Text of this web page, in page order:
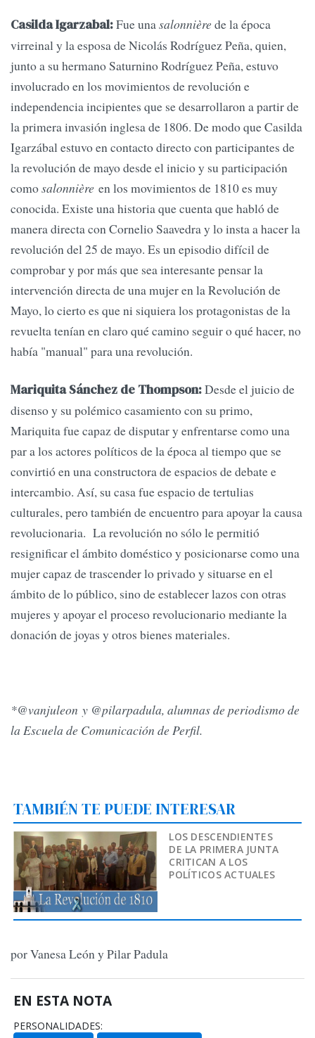
Casilda Igarzabal:Fue unasalonnièrede la época
virreinal y la esposa de Nicolás Rodríguez Peña, quien,
junto a su hermano Saturnino Rodríguez Peña, estuvo
involucrado en los movimientos de revolución e
independencia incipientes que se desarrollaron a partir de
la primera invasión inglesa de 1806. De modo que Casilda
Igarzábal estuvo en contacto directo con participantes de
la revolución de mayo desde el inicio y su participación
comosalonnière en los movimientos de 1810 es muy
conocida. Existe una historia que cuenta que habló de
manera directa con Cornelio Saavedra y lo insta a hacer la
revolución del 25 de mayo. Es un episodio difícil de
comprobar y por más que sea interesante pensar la
intervención directa de una mujer en la Revolución de
Mayo, lo cierto es que ni siquiera los protagonistas de la
revuelta tenían en claro qué camino seguir o qué hacer, no
había "manual" para una revolución.
Mariquita Sánchez de Thompson:Desde el juicio de
disenso y su polémico casamiento con su primo,
Mariquita fue capaz de disputar y enfrentarse como una
par a los actores políticos de la época al tiempo que se
convirtió en una constructora de espacios de debate e
intercambio. Así, su casa fue espacio de tertulias
culturales, pero también de encuentro para apoyar la causa
revolucionaria. La revolución no sólo le permitió
resignificar el ámbito doméstico y posicionarse como una
mujer capaz de trascender lo privado y situarse en el
ámbito de lo público, sino de establecer lazos con otras
mujeres y apoyar el proceso revolucionario mediante la
donación de joyas y otros bienes materiales.
*@vanjuleon y @pilarpadula, alumnas de periodismo de
la Escuela de Comunicación de Perfil.
TAMBIÉN TE PUEDE INTERESAR
LOS DESCENDIENTES
DE LA PRIMERA JUNTA
CRITICAN A LOS
POLÍTICOS ACTUALES
por Vanesa León y Pilar Padula
EN ESTA NOTA
PERSONALIDADES: